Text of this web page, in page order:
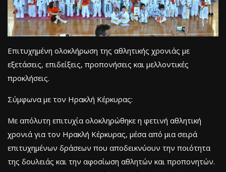
Επιτυχημένη ολοκλήρωση της αθλητικής χρονιάς με
εξετάσεις, επιδείξεις, προπονήσεις και μελλοντικές
προκλήσεις.
Σύμφωνα με τον Ηρακλή Κέρκυρας:
Με απόλυτη επιτυχία ολοκληρώθηκε η φετινή αθλητική
χρονιά για τον Ηρακλή Κέρκυρας, μέσα από μια σειρά
επιτυχημένων δράσεων που αποδεικνύουν την ποιότητα
της δουλειάς και την αφοσίωση αθλητών και προπονητών.